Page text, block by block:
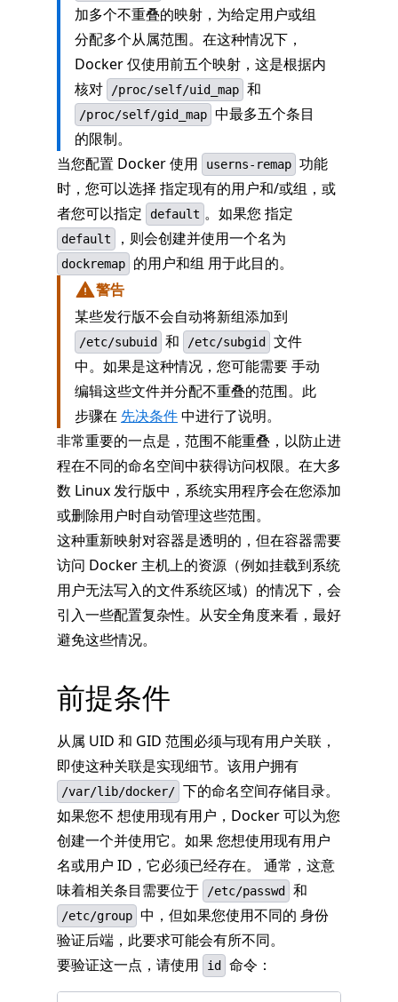
加多个不重叠的映射，为给定用户或组
分配多个从属范围。在这种情况下，
Docker 仅使用前五个映射，这是根据内
核对
/proc/self/uid_map 和
/proc/self/gid_map 中最多五个条目
的限制。
当您配置 Docker 使用
userns-remap 功能
时，您可以选择 指定现有的用户和/或组，或
者您可以指定
default 。如果您 指定
default ，则会创建并使用一个名为
dockremap
的用户和组 用于此目的。
警告
某些发行版不会自动将新组添加到
/etc/subuid 和 /etc/subgid
文件
中。如果是这种情况，您可能需要 手动
编辑这些文件并分配不重叠的范围。此
步骤在 先决条件中进行了说明。
非常重要的一点是，范围不能重叠，以防止进
程在不同的命名空间中获得访问权限。在大多
数 Linux 发行版中，系统实用程序会在您添加
或删除用户时自动管理这些范围。
这种重新映射对容器是透明的，但在容器需要
访问 Docker 主机上的资源（例如挂载到系统
用户无法写入的文件系统区域）的情况下，会
引入一些配置复杂性。从安全角度来看，最好
避免这些情况。
前提条件
从属 UID 和 GID 范围必须与现有用户关联，
即使这种关联是实现细节。该用户拥有
/var/lib/docker/ 下的命名空间存储目录。
如果您不 想使用现有用户，Docker 可以为您
创建一个并使用它。如果 您想使用现有用户
名或用户 ID，它必须已经存在。 通常，这意
味着相关条目需要位于
/etc/passwd 和
/etc/group 中，但如果您使用不同的 身份
验证后端，此要求可能会有所不同。
要验证这一点，请使用
id 命令：